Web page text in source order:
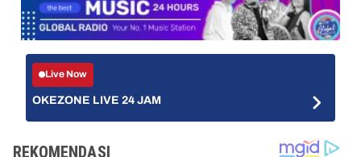
Live Now
OKEZONE LIVE 24 JAM